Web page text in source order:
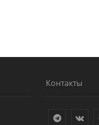
Контакты